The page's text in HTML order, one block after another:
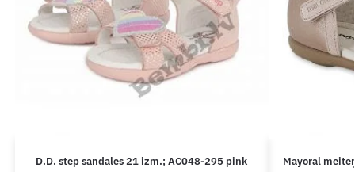
D.D. step sandales 21 izm.; AC048-295 pink Mayoral